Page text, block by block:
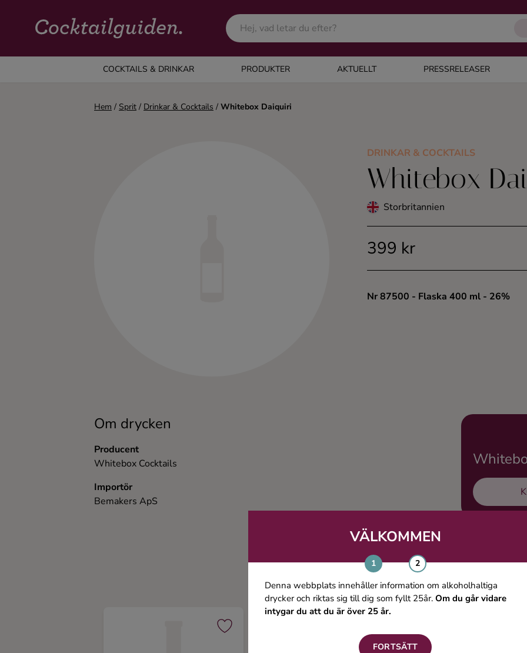
COCKTAILS & DRINKAR PRODUKTER AKTUELLT PRESSRELEASER
COCKTAILS & DRINKAR
Alla cocktails & drinkar
VÄLKOMMEN
Denna webbplats innehåller information om alkoholhaltiga
drycker och riktas sig till dig som fyllt 25år. Om du går vidare
intygar du att du är över 25 år.
FORTSÄTT
Hem / Sprit / Drinkar & Cocktails / Whitebox Daiquiri
DRINKAR & COCKTAILS
Whitebox
Storbritannien
399 kr
Nr 87500 - Flaska 400 ml - 26%
Om drycken
Producent
Whitebox Cocktails
Importör
Bemakers ApS
Du kanske även gillar